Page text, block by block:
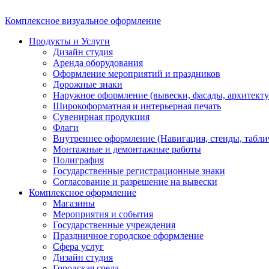
Комплексное визуальное оформление
Продукты и Услуги
Дизайн студия
Аренда оборудования
Оформление мероприятий и праздников
Дорожные знаки
Наружное оформление (вывески, фасады,
Широкоформатная и интерьерная печать
Сувенирная продукция
Флаги
Внутреннее оформление (Навигация, стенды,
Монтажные и демонтажные работы
Полиграфия
Государственные регистрационные знаки
Согласование и разрешение на вывески
Комплексное оформление
Магазины
Мероприятия и события
Государственные учреждения
Праздничное городское оформление
Сфера услуг
Дизайн студия